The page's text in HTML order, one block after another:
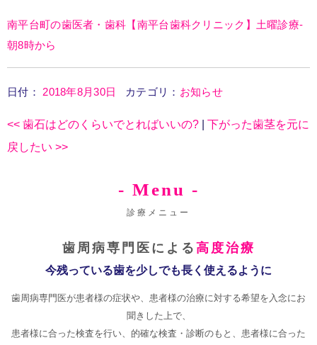
南平台町の歯医者・歯科【南平台歯科クリニック】土曜診療-
朝8時から
日付： 2018年8月30日 カテゴリ： お知らせ
<< 歯石はどのくらいでとればいいの?
下がった歯茎を元に
戻したい >>
- Menu -
診療メニュー
歯周病専門医による 高度治療
今残っている歯を少しでも長く使えるように
歯周病専門医が患者様の症状や、患者様の治療に対する希望を入念にお
聞きした上で、
患者様に合った検査を行い、的確な検査・診断のもと、患者様に合った